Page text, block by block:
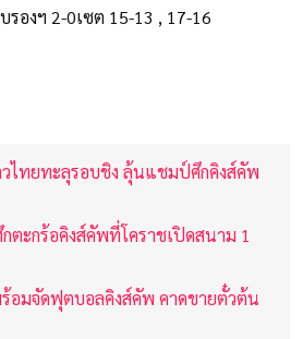
องฯ 2-0เซต 15-13 , 17-16
ไทยทะลุรอบชิง ลุ้นแชมป์ศึกคิงส์คัพ
ตะกร้อคิงส์คัพที่โคราชเปิดสนาม 1
ร้อมจัดฟุตบอลคิงส์คัพ คาดขายตั๋วต้น